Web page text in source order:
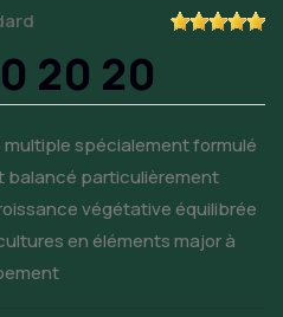
20 20
multiple spécialement formulé
balancé particulièrement
végétative équilibrée
en éléments major à